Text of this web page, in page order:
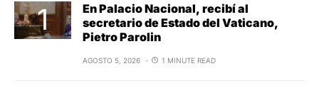
En Palacio Nacional, recibí al
secretario de Estado del Vaticano,
Pietro Parolin
AGOSTO 5, 2026 1 MINUTE READ